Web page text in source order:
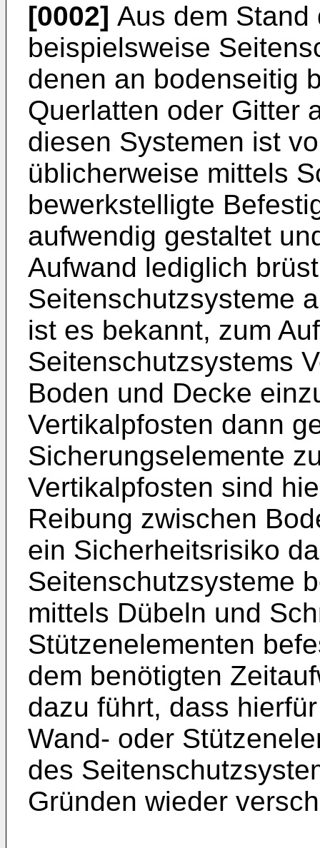
[0002] Aus dem Stand
beispielsweise
denen an bodenseitig
Querlatten oder Gitter
diesen Systemen ist
üblicherweise mittels
bewerkstelligte
aufwendig gestaltet
Aufwand lediglich
Seitenschutzsysteme
ist es bekannt, zum
Seitenschutzsystems
Boden und Decke
Vertikalpfosten dann
Sicherungselemente
Vertikalpfosten sind
Reibung zwischen
ein Sicherheitsrisiko
Seitenschutzsysteme
mittels Dübeln und
Stützenelementen
dem benötigten
dazu führt, dass
Wand- oder
des
Gründen wieder